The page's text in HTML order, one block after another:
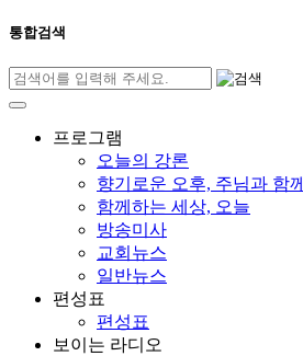
통합검색
프로그램
오늘의 강론
향기로운 오후, 주님과 함께
함께하는 세상, 오늘
방송미사
교회뉴스
일반뉴스
편성표
편성표
보이는 라디오